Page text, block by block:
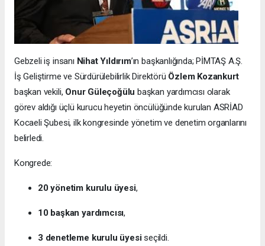
Gebzeli iş insanı Nihat Yıldırım’ın başkanlığında; PİMTAŞ A.Ş.
İş Geliştirme ve Sürdürülebilirlik Direktörü Özlem Kozankurt
başkan vekili, Onur Güleçoğülu başkan yardımcısı olarak
görev aldığı üçlü kurucu heyetin öncülüğünde kurulan ASRİAD
Kocaeli Şubesi, ilk kongresinde yönetim ve denetim organlarını
belirledi.
Kongrede:
20 yönetim kurulu üyesi,
10 başkan yardımcısı,
3 denetleme kurulu üyesiseçildi.